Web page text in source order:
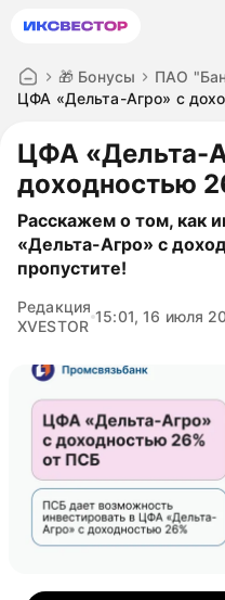
Акция: бесплатный
🎁 Бонусы
ПАО
ЦФА «Дельта-Агро» с
ЦФА «Дельта-
доходностью
Расскажем о том, как
«Дельта-Агро» с
пропустите!
Редакция
XVESTOR
15:01, 16 июля